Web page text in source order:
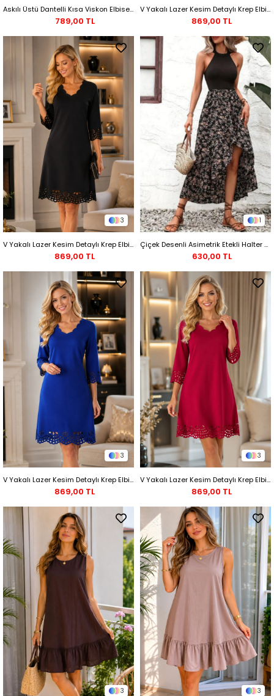
Askılı Üstü Dantelli Kısa Viskon Elbise -Bordo
789,00 TL
V Yakalı Lazer Kesim Detaylı Krep Elbise - Siyah
869,00 TL
3
V Yakalı Lazer Kesim Detaylı Krep Elbise - Siyah
869,00 TL
1
Çiçek Desenli Asimetrik Etekli Halter Yaka Elbise - Siyah
630,00 TL
3
V Yakalı Lazer Kesim Detaylı Krep Elbise - Saks
869,00 TL
3
V Yakalı Lazer Kesim Detaylı Krep Elbise - Kırmızı
869,00 TL
3 3